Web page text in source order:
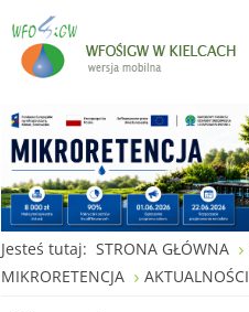
Jesteś tutaj: STRONA GŁÓWNA
MIKRORETENCJA
AKTUALNOŚCI